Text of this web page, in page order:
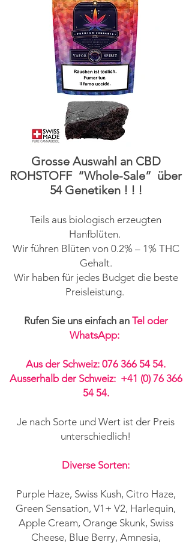
Grosse Auswahl an CBD
ROHSTOFF “Whole-Sale” über
54 Genetiken ! ! !
Teils aus biologisch erzeugten
Hanfblüten.
Wir führen Blüten von 0.2% – 1% THC
Gehalt.
Wir haben für jedes Budget die beste
Preisleistung.
Rufen Sie uns einfach an Tel oder
WhatsApp:
Aus der Schweiz: 076 366 54 54.
Ausserhalb der Schweiz: +41 (0) 76 366
54 54.
Je nach Sorte und Wert ist der Preis
unterschiedlich!
Diverse Sorten:
Purple Haze, Swiss Kush, Citro Haze,
Green Sensation, V1+ V2, Harlequin,
Apple Cream, Orange Skunk, Swiss
Cheese, Blue Berry, Amnesia,